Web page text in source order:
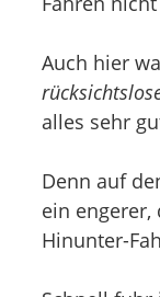
Auch hier
alles sehr
Denn auf
ein
Hinunter-